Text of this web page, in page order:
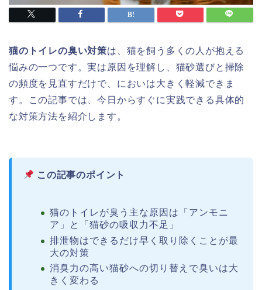
猫のトイレの臭い対策は、猫を飼う多くの人が抱える
悩みの一つです。実は原因を理解し、猫砂選びと掃除
の頻度を見直すだけで、においは大きく軽減できま
す。この記事では、今日からすぐに実践できる具体的
な対策方法を紹介します。
この記事のポイント
猫のトイレが臭う主な原因は「アンモニ
ア」と「猫砂の吸収力不足」
排泄物はできるだけ早く取り除くことが最
大の対策
消臭力の高い猫砂への切り替えで臭いは大
きく変わる